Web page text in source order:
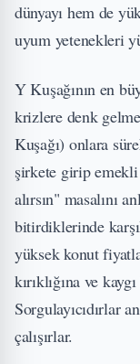
dünyayı hem de
uyum yetenekleri
Y Kuşağının en
krizlere denk
Kuşağı) onlara
şirkete girip emekli
alırsın" masalını
bitirdiklerinde
yüksek konut
kırıklığına ve
Sorgulayıcıdırlar
çalışırlar.